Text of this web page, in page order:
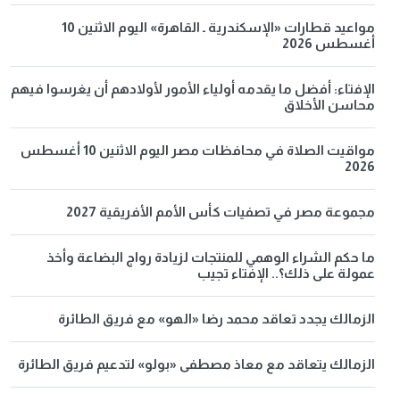
مواعيد قطارات «الإسكندرية ـ القاهرة» اليوم الاثنين 10
أغسطس 2026
الإفتاء: أفضل ما يقدمه أولياء الأمور لأولادهم أن يغرسوا فيهم
محاسن الأخلاق
مواقيت الصلاة في محافظات مصر اليوم الاثنين 10 أغسطس
2026
مجموعة مصر في تصفيات كأس الأمم الأفريقية 2027
ما حكم الشراء الوهمي للمنتجات لزيادة رواج البضاعة وأخذ
عمولة على ذلك؟.. الإفتاء تجيب
الزمالك يجدد تعاقد محمد رضا «الهو» مع فريق الطائرة
الزمالك يتعاقد مع معاذ مصطفى «بولو» لتدعيم فريق الطائرة